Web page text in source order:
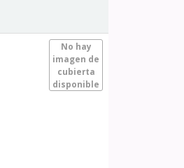
No hay
imagen de
cubierta
disponible